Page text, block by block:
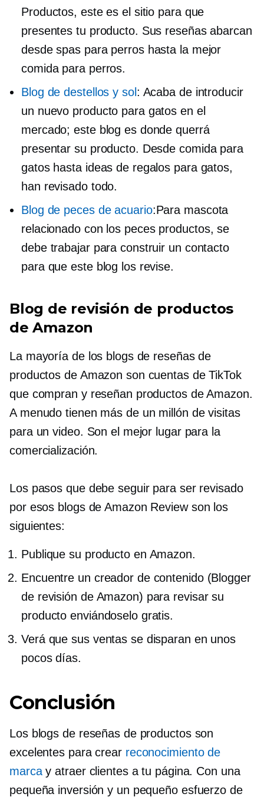
Productos, este es el sitio para que
presentes tu producto. Sus reseñas abarcan
desde spas para perros hasta la mejor
comida para perros.
Blog de destellos y sol : Acaba de introducir
un nuevo producto para gatos en el
mercado; este blog es donde querrá
presentar su producto. Desde comida para
gatos hasta ideas de regalos para gatos,
han revisado todo.
Blog de peces de acuario:Para mascota
relacionado con los pecesproductos, se
debe trabajar para construir un contacto
para que este blog los revise.
Blog de revisión de productos
de Amazon
La mayoría de los blogs de reseñas de
productos de Amazon son cuentas de TikTok
que compran y reseñan productos de Amazon.
A menudo tienen más de un millón de visitas
para un video. Son el mejor lugar para la
comercialización.
Los pasos que debe seguir para ser revisado
por esos blogs de Amazon Review son los
siguientes:
Publique su producto en Amazon.
Encuentre un creador de contenido (Blogger
de revisión de Amazon) para revisar su
producto enviándoselo gratis.
Verá que sus ventas se disparan en unos
pocos días.
Conclusión
Los blogs de reseñas de productos son
excelentes para crear reconocimiento de
marcay atraer clientes a tu página. Con una
pequeña inversión y un pequeño esfuerzo de